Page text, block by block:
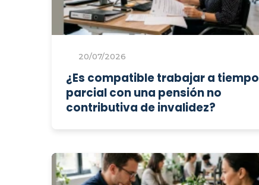
20/07/2026
¿Es compatible trabajar a tiempo
parcial con una pensión no
contributiva de invalidez?